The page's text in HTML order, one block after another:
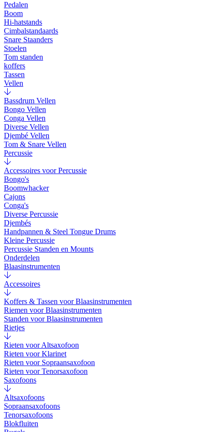
Pedalen
Boom
Hi-hatstands
Cimbalstandaards
Snare Staanders
Stoelen
Tom standen
koffers
Tassen
Vellen
Bassdrum Vellen
Bongo Vellen
Conga Vellen
Diverse Vellen
Djembé Vellen
Tom & Snare Vellen
Percussie
Accessoires voor Percussie
Bongo's
Boomwhacker
Cajons
Conga's
Diverse Percussie
Djembés
Handpannen & Steel Tongue Drums
Kleine Percussie
Percussie Standen en Mounts
Onderdelen
Blaasinstrumenten
Accessoires
Koffers & Tassen voor Blaasinstrumenten
Riemen voor Blaasinstrumenten
Standen voor Blaasinstrumenten
Rietjes
Rieten voor Altsaxofoon
Rieten voor Klarinet
Rieten voor Sopraansaxofoon
Rieten voor Tenorsaxofoon
Saxofoons
Altsaxofoons
Sopraansaxofoons
Tenorsaxofoons
Blokfluiten